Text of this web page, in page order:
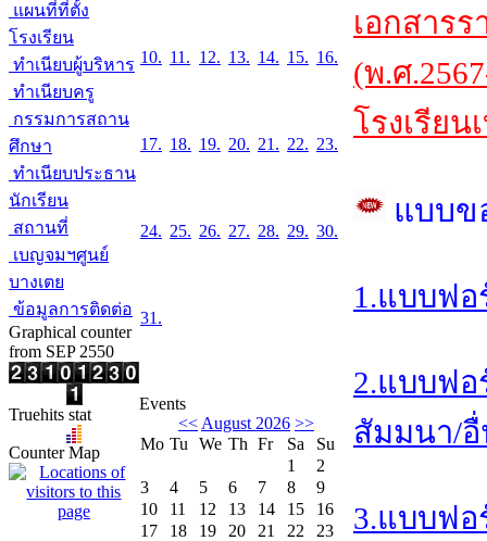
แผนที่ที่ตั้ง
โรงเรียน
ทำเนียบผู้บริหาร
ทำเนียบครู
กรรมการสถาน
ศึกษา
ทำเนียบประธาน
นักเรียน
สถานที่
เบญจมฯศูนย์
บางเตย
ข้อมูลการติดต่อ
Graphical counter
from SEP 2550
Truehits stat
Counter Map
10. 11. 12. 13. 14. 15. 16.
17. 18. 19. 20. 21. 22. 23.
24. 25. 26. 27. 28. 29. 30.
31.
Events
<< August 2026 >>
Mo Tu We Th Fr Sa
Su
1
2
3
4 5 6 7 8
9
10
11 12 13 14 15
16
17
18 19 20 21 22
23
เอกสาร
(พ.ศ
โรงเรีย
แบบข
1.แบบฟ
2.แบบฟ
สัมมนา/
3.แบบฟอ